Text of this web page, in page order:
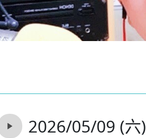
2026/05/09 (六)